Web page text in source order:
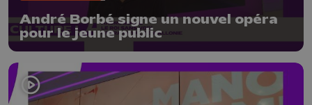
André Borbé signe un nouvel opéra
pour le jeune public